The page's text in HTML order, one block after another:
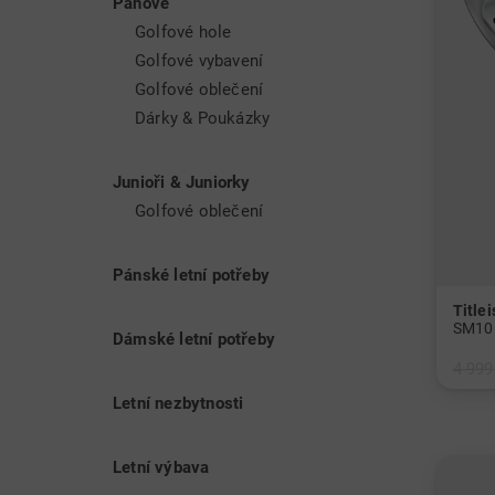
Golfové hole
Golfové vybavení
Golfové oblečení
Dárky & Poukázky
Junioři & Juniorky
Golfové oblečení
Pánské letní potřeby
Dámské letní potřeby
Letní nezbytnosti
Letní výbava
jsou
jídlo.